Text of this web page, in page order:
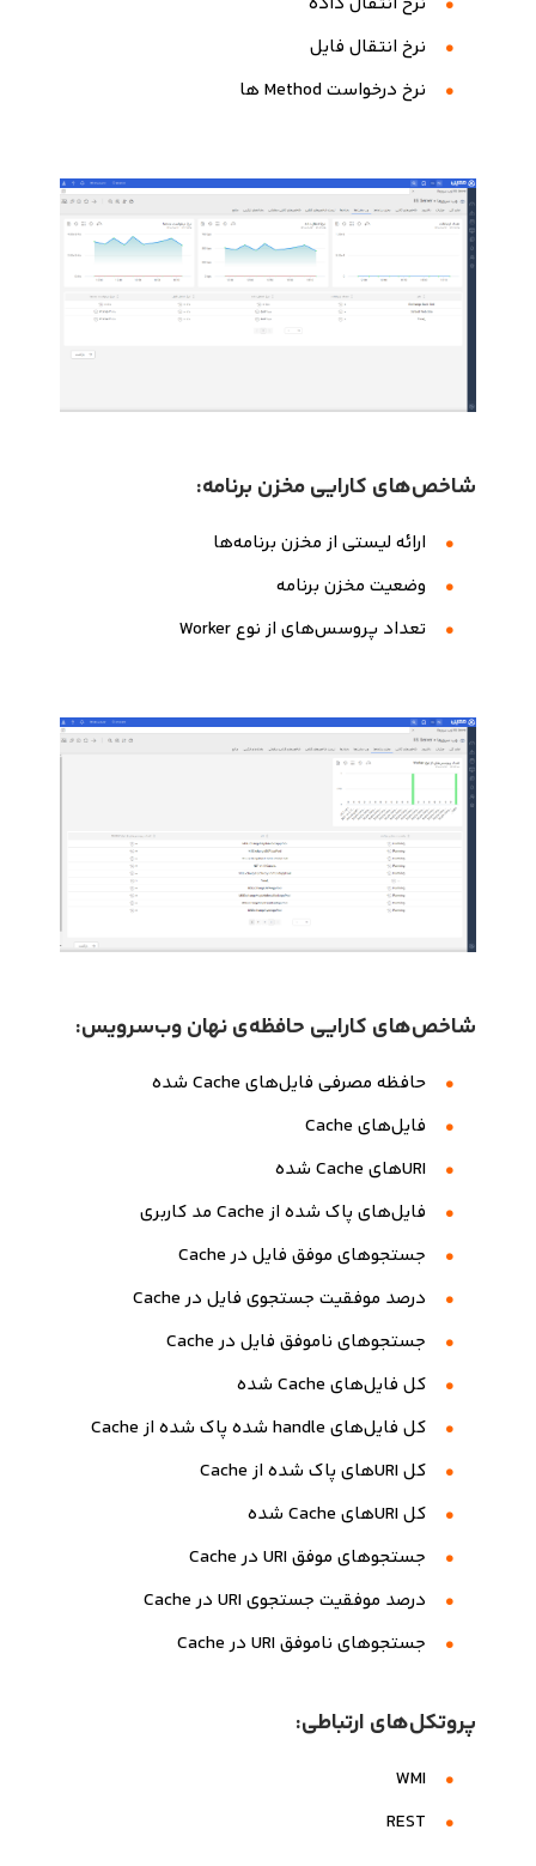
نرخ انتقال فایل
نرخ درخواست Method ها
شاخص‌های کارایی مخزن برنامه:
ارائه لیستی از مخزن برنامه‌ها
وضعیت مخزن برنامه
تعداد پروسس‌های از نوع Worker
شاخص‌های کارایی حافظه‌ی نهان وب‌سرویس:
حافظه مصرفی فایل‌های Cache شده
فایل‌های Cache
URIهای Cache شده
فایل‌های پاک شده از Cache مد کاربری
جستجوهای موفق فایل در Cache
درصد موفقیت جستجوی فایل در Cache
جستجوهای ناموفق فایل در Cache
کل فایل‌های Cache شده
کل فایل‌های handle شده پاک شده از Cache
کل URIهای پاک شده از Cache
کل URIهای Cache شده
جستجوهای موفق URI در Cache
درصد موفقیت جستجوی URI در Cache
جستجوهای ناموفق URI در Cache
پروتکل‌های ارتباطی:
WMI
REST